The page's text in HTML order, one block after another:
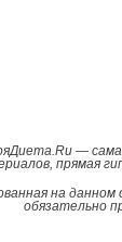
—
прямая
на
обязательно